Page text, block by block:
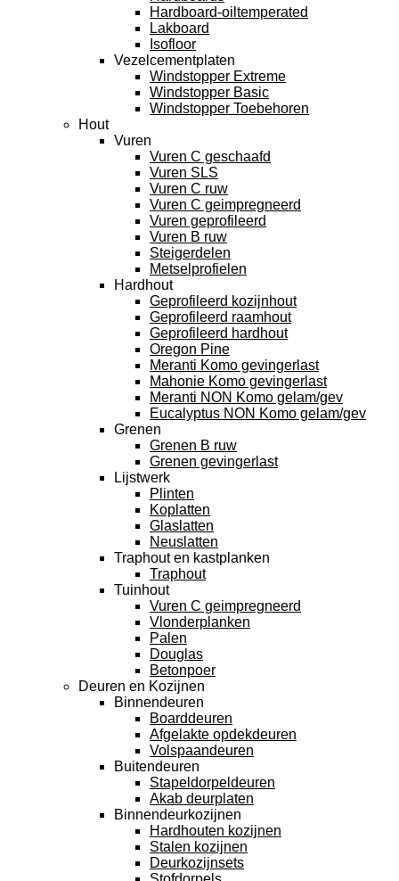
Hardboard-oiltemperated
Lakboard
Isofloor
Vezelcementplaten
Windstopper Extreme
Windstopper Basic
Windstopper Toebehoren
Hout
Vuren
Vuren C geschaafd
Vuren SLS
Vuren C ruw
Vuren C geimpregneerd
Vuren geprofileerd
Vuren B ruw
Steigerdelen
Metselprofielen
Hardhout
Geprofileerd kozijnhout
Geprofileerd raamhout
Geprofileerd hardhout
Oregon Pine
Meranti Komo gevingerlast
Mahonie Komo gevingerlast
Meranti NON Komo gelam/gev
Eucalyptus NON Komo gelam/gev
Grenen
Grenen B ruw
Grenen gevingerlast
Lijstwerk
Plinten
Koplatten
Glaslatten
Neuslatten
Traphout en kastplanken
Traphout
Tuinhout
Vuren C geimpregneerd
Vlonderplanken
Palen
Douglas
Betonpoer
Deuren en Kozijnen
Binnendeuren
Boarddeuren
Afgelakte opdekdeuren
Volspaandeuren
Buitendeuren
Stapeldorpeldeuren
Akab deurplaten
Binnendeurkozijnen
Hardhouten kozijnen
Stalen kozijnen
Deurkozijnsets